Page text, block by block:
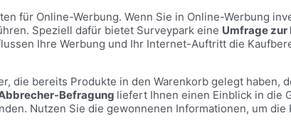
für Online-Werbung. Wenn Sie in Online-Werbung
Speziell dafür bietet Surveypark eine Umfrage
Ihre Werbung und Ihr Internet-Auftritt die
die bereits Produkte in den Warenkorb gelegt
Befragung liefert Ihnen einen Einblick in die
Nutzen Sie die gewonnenen Informationen, um